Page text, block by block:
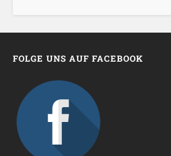
FOLGE UNS AUF FACEBOOK